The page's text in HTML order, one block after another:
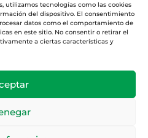
utilizamos tecnologías como las cookies
del dispositivo. El consentimiento
datos como el comportamiento de
en este sitio. No consentir o retirar el
a ciertas características y
Venta Online
Web,Agencia web-espana.es